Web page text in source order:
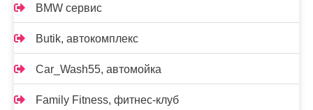
BMW сервис
Butik, автокомплекс
Car_Wash55, автомойка
Family Fitness, фитнес-клуб